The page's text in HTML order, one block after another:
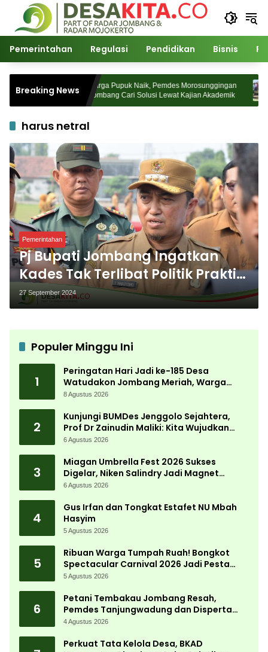
Langsung
konten
Pemerintahan Regulasi Pendidikan Bisnis
Breaking News
Padati
Harga Pupuk Naik, Pemdes Morosunggingan
Jombang Cari Solusi Lewat Kajian Akademik
harus netral
Pemerintahan
Pj Bupati Jombang Ingatkan
Kades Tak Terlibat Politik Praktis
di Masa Kampanye, Ini
Sanksinya Jika Bandel
27 September 2024
Populer Minggu Ini
1
Peringatan Hari Jadi ke-185 Desa
Watudakon Jombang Meriah, Warga
Tumpek Blek Padati Karnaval Budaya
8 Agustus 2026
2
Kunjungi BUMDes Jenggolo Sejahtera,
Prof Dr Zainudin Maliki: Kita Wujudkan
Kemandirian Ekonomi dengan Potensi
6 Agustus 2026
3
Miagan Umbrella Fest 2026 Sukses
Digelar, Niken Salindry Jadi Magnet
Ribuan Pengunjung
6 Agustus 2026
4
Gus Irfan dan Tongkat Estafet NU Mbah
Hasyim
5 Agustus 2026
5
Ribuan Warga Tumpah Ruah! Bongkot
Spectacular Carnival 2026 Jadi Pesta
Kemerdekaan Terbesar di Peterongan
5 Agustus 2026
6
Petani Tembakau Jombang Resah,
Pemdes Tanjungwadung dan Disperta
Bergerak Cepat
4 Agustus 2026
Perkuat Tata Kelola Desa, BKAD